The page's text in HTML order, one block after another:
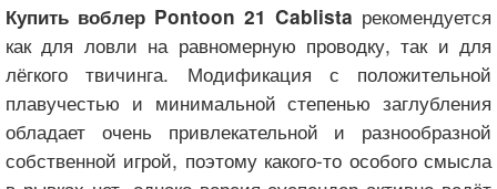
Купить воблер Pontoon 21 Cablista рекомендуется
как для ловли на равномерную проводку, так и для
лёгкого твичинга. Модификация с положительной
плавучестью и минимальной степенью заглубления
обладает очень привлекательной и разнообразной
собственной игрой, поэтому какого-то особого смысла